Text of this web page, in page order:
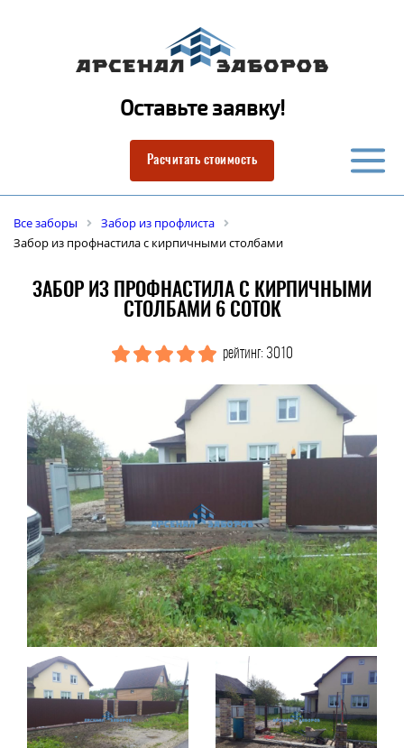
Оставьте заявку!
Расчитать стоимость
Все заборы
Забор из профлиста
Забор из профнастила с кирпичными столбами
ЗАБОР ИЗ ПРОФНАСТИЛА С КИРПИЧНЫМИ
СТОЛБАМИ 6 СОТОК
рейтинг: 3010